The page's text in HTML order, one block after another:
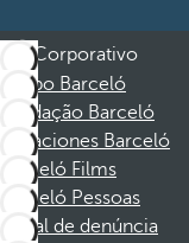
Corporativo
Grupo Barceló
Fundação Barceló
Vacaciones Barceló
Barceló Films
Barceló Pessoas
Canal de denúncia